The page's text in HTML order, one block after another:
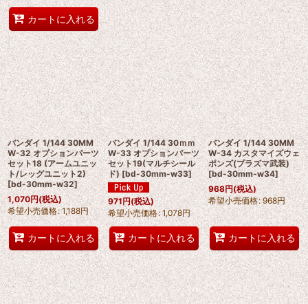
カートに入れる
バンダイ 1/144 30MM
W-32 オプションパーツ
セット18 (アームユニッ
ト/レッグユニット2)
[bd-30mm-w32]
1,070円(税込)
希望小売価格: 1,188円
カートに入れる
バンダイ 1/144 30ｍｍ
W-33 オプションパーツ
セット19(マルチシール
ド) [bd-30mm-w33]
971円(税込)
希望小売価格: 1,078円
カートに入れる
バンダイ 1/144 30MM
W-34 カスタマイズウェ
ポンズ(プラズマ武装)
[bd-30mm-w34]
968円(税込)
希望小売価格: 968円
カートに入れる